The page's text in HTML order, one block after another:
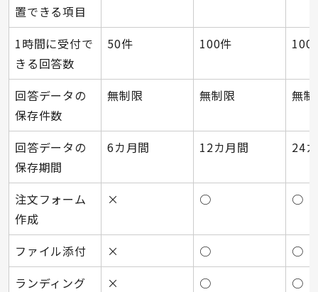
置できる項目
1時間に受付で
きる回答数
50件 100件 100
回答データの
保存件数
無制限 無制限 無
回答データの
保存期間
6カ月間 12カ月間 24
注文フォーム
作成
× ○ ○
ファイル添付 × ○
○
ランディング
× ○ ○